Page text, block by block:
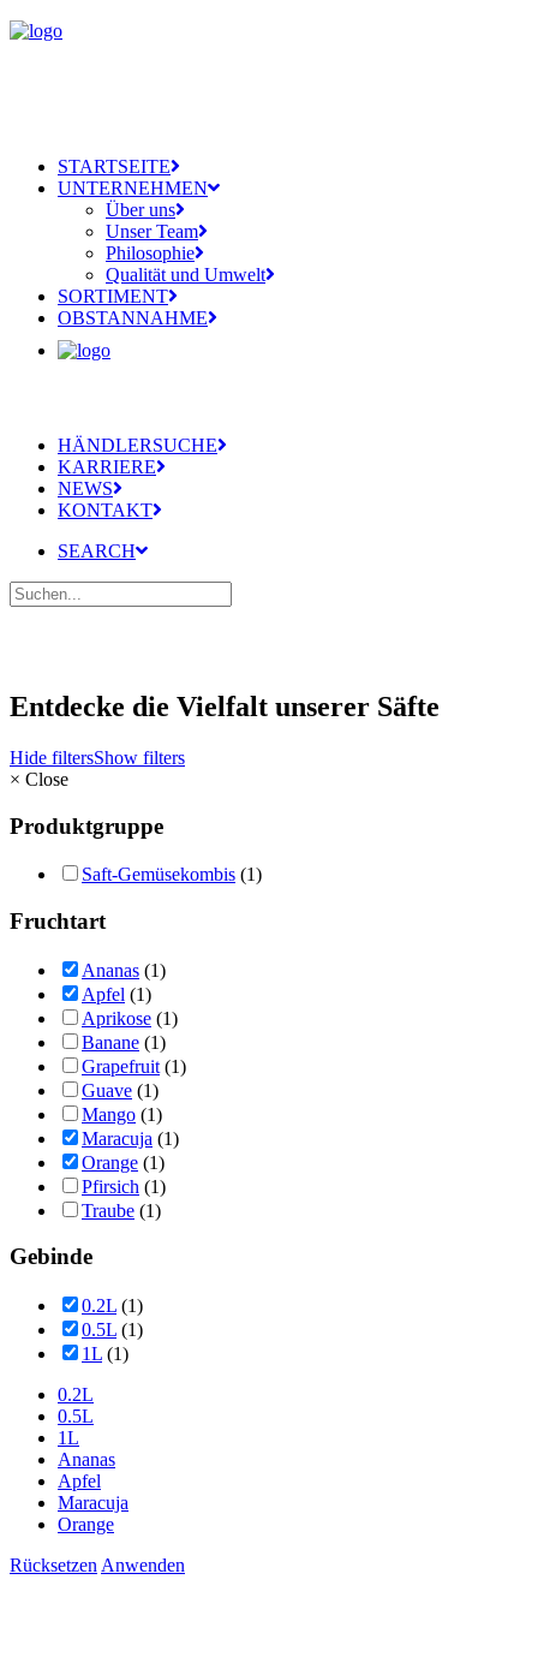
STARTSEITE
UNTERNEHMEN
Über uns
Unser Team
Philosophie
Qualität und Umwelt
SORTIMENT
OBSTANNAHME
HÄNDLERSUCHE
KARRIERE
NEWS
KONTAKT
SEARCH
Entdecke die Vielfalt unserer Säfte
Hide filtersShow filters
× Close
Produktgruppe
Saft-Gemüsekombis (1)
Fruchtart
Ananas (1)
Apfel (1)
Aprikose (1)
Banane (1)
Grapefruit (1)
Guave (1)
Mango (1)
Maracuja (1)
Orange (1)
Pfirsich (1)
Traube (1)
Gebinde
0.2L (1)
0.5L (1)
1L (1)
0.2L
0.5L
1L
Ananas
Apfel
Maracuja
Orange
Rücksetzen Anwenden